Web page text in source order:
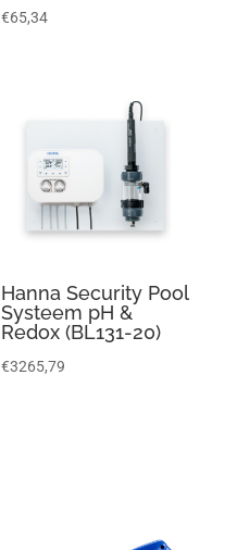
€65,34
Hanna Security Pool
Systeem pH &
Redox (BL131-20)
€3265,79